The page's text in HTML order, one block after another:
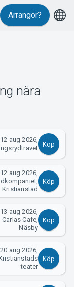
Arrangör?
nära
12 aug 2026,
Köp
12 aug 2026,
Kristianstad
Köp
13 aug 2026,
Carlas Cafe,
Näsby
Köp
20 aug 2026,
teater
Köp